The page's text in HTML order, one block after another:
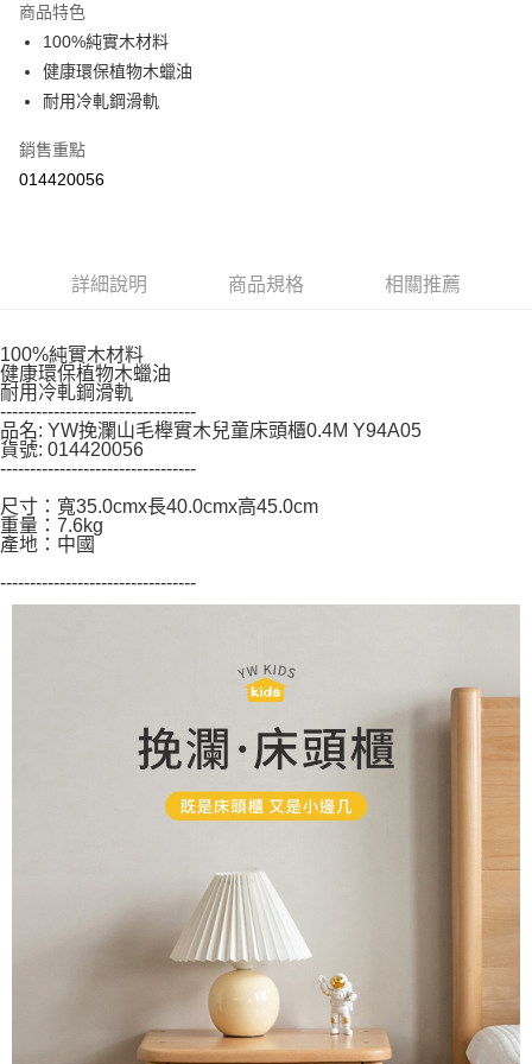
３．收到繳費通知簡訊後14天內，點擊此簡訊中的連結，可透過四大超商／
ATM／網路銀行／等多元方式進行付款，方視為交易完成。
購買商品的店家。未經商家同意取消之訂單仍視為有效，需透過AFTEE先享
後付繳納相關費用。
是否繳費成功／繳費後需取消欲退款等相關疑問，請聯繫「AFTEE先享後付
權轉讓予恩沛科技股份有限公司。
２．關於個人資料處理事宜，請瀏覽以下網址：
「AFTEE先享後付」，若未經同意申辦者引起之損失，本公司不負相關責
任。
４．使用「AFTEE先享後付」時，將依據個別帳號之用戶狀況，依本公司即
時審查核予不同之上限額度；若仍有額度不足之情形，本公司將視審查結果
請求用戶進行身份認證。
５．嚴禁一人註冊多個帳號或使用他人資訊註冊。若發現惡意使用之情形，
商品特色
100%純實木材料
健康環保植物木蠟油
耐用冷軋鋼滑軌
銷售重點
014420056
詳細說明 商品規格 相關推薦
100%純實木材料
健康環保植物木蠟油
耐用冷軋鋼滑軌
---------------------------------
品名: YW挽瀾山毛櫸實木兒童床頭櫃0.4M Y94A05
貨號: 014420056
---------------------------------
尺寸：寬35.0cmx長40.0cmx高45.0cm
重量：7.6kg
產地：中國
---------------------------------